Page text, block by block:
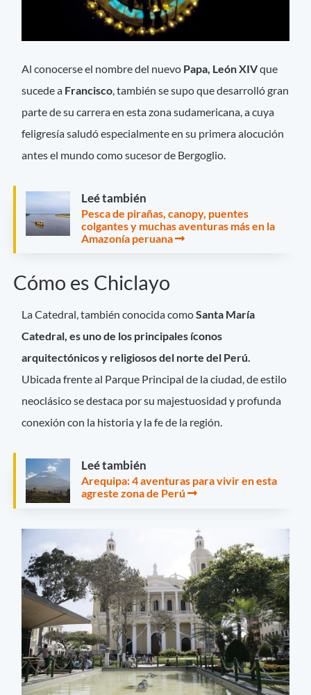
Al conocerse el nombre del nuevo Papa, León XIVque
sucede a Francisco, también se supo que desarrolló gran
parte de su carrera en esta zona sudamericana, a cuya
feligresía saludó especialmente en su primera alocución
antes el mundo como sucesor de Bergoglio.
Leé también
Pesca de pirañas, canopy, puentes
colgantes y muchas aventuras más en la
Amazonía peruana
Cómo es Chiclayo
La Catedral, también conocida comoSanta María
Catedral, es uno de los principales íconos
arquitectónicos y religiosos del norte del Perú.
Ubicada frente al Parque Principal de la ciudad, de estilo
neoclásico se destaca por su majestuosidad y profunda
conexión con la historia y la fe de la región.
Leé también
Arequipa: 4 aventuras para vivir en esta
agreste zona de Perú